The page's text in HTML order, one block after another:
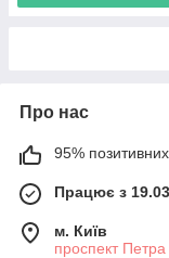
Про нас
95% позитивних
Працює з
м. Київ
проспект